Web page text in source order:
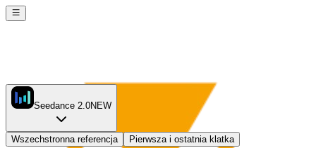
Seedance 2.0NEW
Wszechstronna referencja Pierwsza i ostatnia klatka